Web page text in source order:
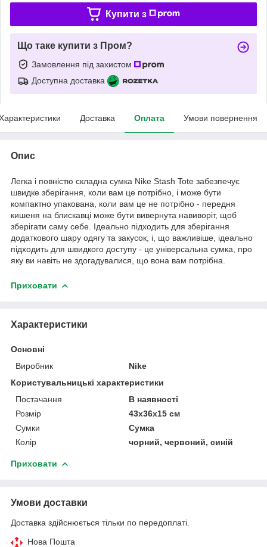
Купити з
Що таке купити з Пром?
Замовлення під захистом
Доступна доставка
Доставка Оплата Умови повернення
Опис
Легка і повністю складна сумка Nike Stash Tote забезпечує
швидке зберігання, коли вам це потрібно, і може бути
компактно упакована, коли вам це не потрібно - передня
кишеня на блискавці може бути вивернута навиворіт, щоб
зберігати саму себе. Ідеально підходить для зберігання
додаткового шару одягу та закусок, і, що важливіше, ідеально
підходить для швидкого доступу - це універсальна сумка, про
яку ви навіть не здогадувалися, що вона вам потрібна.
Приховати
Характеристики
Основні
Виробник
Nike
Користувальницькі характеристики
Постачання
В наявності
Розмір
43x36x15 см
Сумки
Сумка
Колір
чорний, червоний, синій
Приховати
Умови доставки
Доставка здійснюється тільки по передоплаті.
Нова Пошта